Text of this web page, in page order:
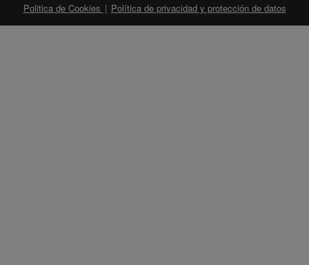
Politica de Cookies | Política de privacidad y protección de datos